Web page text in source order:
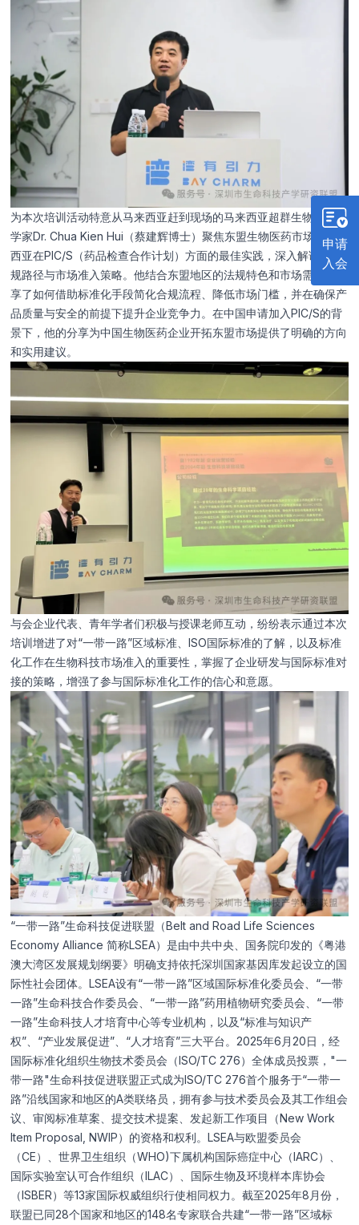
为本次培训活动特意从马来西亚赶到现场的马来西亚超群生物首席科
学家Dr. Chua Kien Hui（蔡建辉博士）聚焦东盟生物医药市场及马来
西亚在PIC/S（药品检查合作计划）方面的最佳实践，深入解读了合
规路径与市场准入策略。他结合东盟地区的法规特色和市场需求，分
享了如何借助标准化手段简化合规流程、降低市场门槛，并在确保产
品质量与安全的前提下提升企业竞争力。在中国申请加入PIC/S的背
景下，他的分享为中国生物医药企业开拓东盟市场提供了明确的方向
和实用建议。
与会企业代表、青年学者们积极与授课老师互动，纷纷表示通过本次
培训增进了对“一带一路”区域标准、ISO国际标准的了解，以及标准
化工作在生物科技市场准入的重要性，掌握了企业研发与国际标准对
接的策略，增强了参与国际标准化工作的信心和意愿。
“一带一路”生命科技促进联盟（Belt and Road Life Sciences
Economy Alliance 简称LSEA）是由中共中央、国务院印发的《粤港
澳大湾区发展规划纲要》明确支持依托深圳国家基因库发起设立的国
际性社会团体。LSEA设有“一带一路”区域国际标准化委员会、“一带
一路”生命科技合作委员会、“一带一路”药用植物研究委员会、“一带
一路”生命科技人才培育中心等专业机构，以及“标准与知识产
权”、“产业发展促进”、“人才培育”三大平台。2025年6月20日，经
国际标准化组织生物技术委员会（ISO/TC 276）全体成员投票，"一
带一路"生命科技促进联盟正式成为ISO/TC 276首个服务于“一带一
路”沿线国家和地区的A类联络员，拥有参与技术委员会及其工作组会
议、审阅标准草案、提交技术提案、发起新工作项目（New Work
Item Proposal, NWIP）的资格和权利。LSEA与欧盟委员会
（CE）、世界卫生组织（WHO)下属机构国际癌症中心（IARC）、
国际实验室认可合作组织（ILAC）、国际生物及环境样本库协会
（ISBER）等13家国际权威组织行使相同权力。截至2025年8月份，
联盟已同28个国家和地区的148名专家联合共建“一带一路”区域标
申请
入会